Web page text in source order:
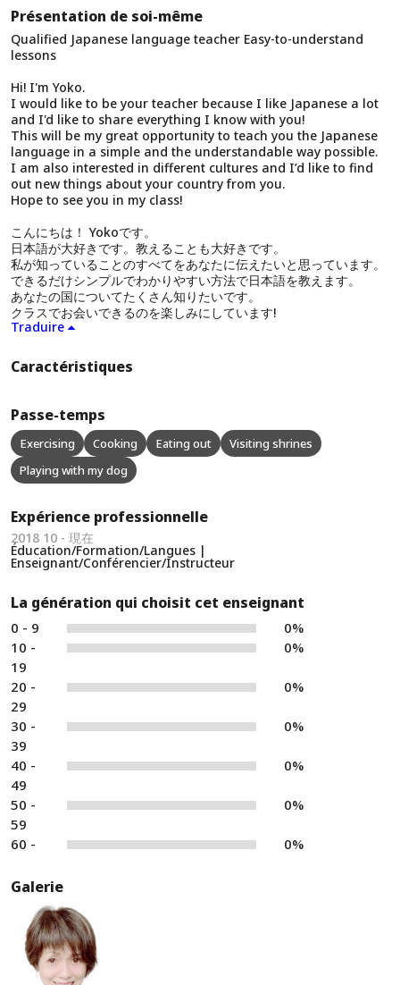
Présentation de soi-même
Qualified Japanese language teacher Easy-to-understand
lessons
Hi! I'm Yoko.
I would like to be your teacher because I like Japanese a lot
and I'd like to share everything I know with you!
This will be my great opportunity to teach you the Japanese
language in a simple and the understandable way possible.
I am also interested in different cultures and I’d like to find
out new things about your country from you.
Hope to see you in my class!
こんにちは！ Yokoです。
日本語が大好きです。教えることも大好きです。
私が知っていることのすべてをあなたに伝えたいと思っています。
できるだけシンプルでわかりやすい方法で日本語を教えます。
あなたの国についてたくさん知りたいです。
クラスでお会いできるのを楽しみにしています!
Traduire
Caractéristiques
Passe-temps
Exercising Cooking Eating out
Visiting shrines
Playing with my dog
Expérience professionnelle
2018 10 - 現在
Éducation/Formation/Langues |
Enseignant/Conférencier/Instructeur
La génération qui choisit cet enseignant
0 - 9
0%
10 -
19
0%
20 -
29
0%
30 -
39
0%
40 -
49
0%
50 -
59
0%
60 - 0%
Galerie